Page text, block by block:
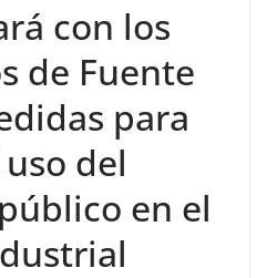
con los
de Fuente
para
del
en el